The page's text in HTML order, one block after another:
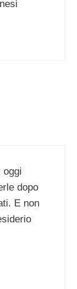
oggi
dopo
E non